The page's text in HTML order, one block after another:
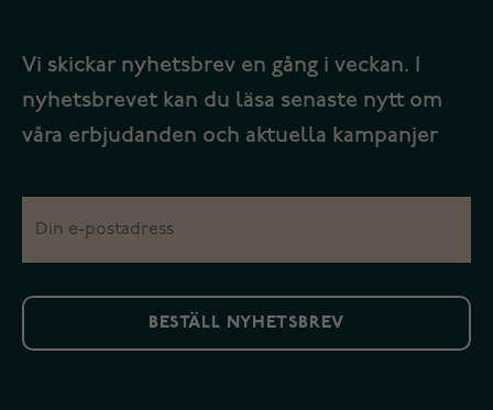
Vi skickar nyhetsbrev en gång i veckan. I
nyhetsbrevet kan du läsa senaste nytt om
våra erbjudanden och aktuella kampanjer
BESTÄLL NYHETSBREV